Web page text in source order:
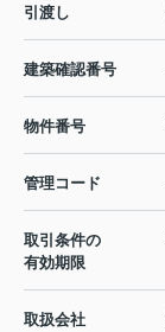
引渡し
建築確認番号
物件番号
管理コード
取引条件の
有効期限
取扱会社